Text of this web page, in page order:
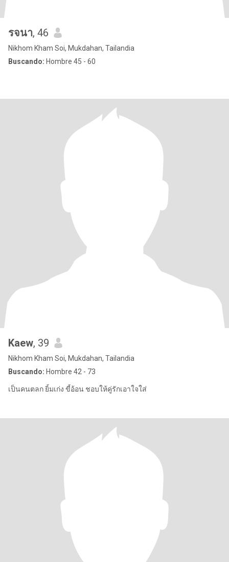
รจนา, 46
Nikhom Kham Soi, Mukdahan, Tailandia
Buscando: Hombre 45 - 60
Kaew, 39
Nikhom Kham Soi, Mukdahan, Tailandia
Buscando: Hombre 42 - 73
เป็นคนตลก ยิ้มเก่ง ขี้อ้อน ชอบให้คู่รักเอาใจใส่